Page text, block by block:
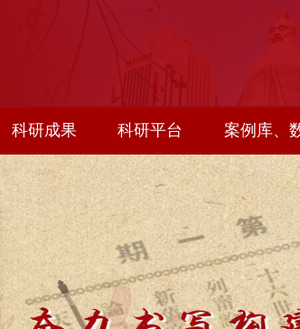
科研成果 科研平台 案例库、